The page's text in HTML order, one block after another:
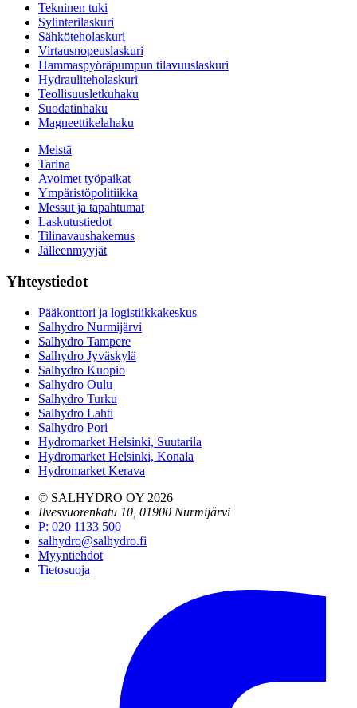
Tekninen tuki
Sylinterilaskuri
Sähköteholaskuri
Virtausnopeuslaskuri
Hammaspyöräpumpun tilavuuslaskuri
Hydrauliteholaskuri
Teollisuusletkuhaku
Suodatinhaku
Magneettikelahaku
Meistä
Tarina
Avoimet työpaikat
Ympäristöpolitiikka
Messut ja tapahtumat
Laskutustiedot
Tilinavaushakemus
Jälleenmyyjät
Yhteystiedot
Pääkonttori ja logistiikkakeskus
Salhydro Nurmijärvi
Salhydro Tampere
Salhydro Jyväskylä
Salhydro Kuopio
Salhydro Oulu
Salhydro Turku
Salhydro Lahti
Salhydro Pori
Hydromarket Helsinki, Suutarila
Hydromarket Helsinki, Konala
Hydromarket Kerava
© SALHYDRO OY 2026
Ilvesvuorenkatu 10, 01900 Nurmijärvi
P: 020 1133 500
salhydro@salhydro.fi
Myyntiehdot
Tietosuoja